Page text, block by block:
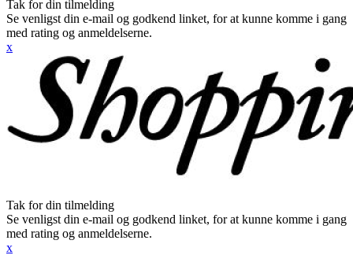
Tak for din tilmelding
Se venligst din e-mail og godkend linket, for at kunne komme i gang
med rating og anmeldelserne.
x
Tak for din tilmelding
Se venligst din e-mail og godkend linket, for at kunne komme i gang
med rating og anmeldelserne.
x